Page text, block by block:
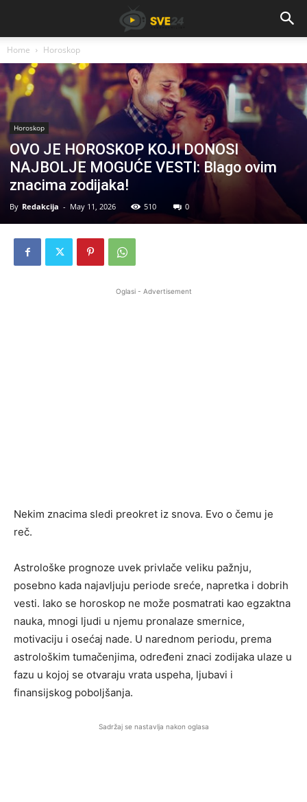
Home Horoskop
Horoskop
OVO JE HOROSKOP KOJI DONOSI
NAJBOLJE MOGUĆE VESTI: Blago ovim
znacima zodijaka!
By Redakcija - May 11, 2026 510 0
Oglasi - Advertisement
Nekim znacima sledi preokret iz snova. Evo o čemu je
reč.
Astrološke prognoze uvek privlače veliku pažnju,
posebno kada najavljuju periode sreće, napretka i dobrih
vesti. Iako se horoskop ne može posmatrati kao egzaktna
nauka, mnogi ljudi u njemu pronalaze smernice,
motivaciju i osećaj nade. U narednom periodu, prema
astrološkim tumačenjima, određeni znaci zodijaka ulaze u
fazu u kojoj se otvaraju vrata uspeha, ljubavi i
finansijskog poboljšanja.
Sadržaj se nastavlja nakon oglasa